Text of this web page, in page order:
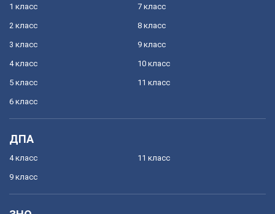
1 класс
2 класс
3 класс
4 класс
5 класс
6 класс
7 класс
8 класс
9 класс
10 класс
11 класс
ДПА
4 класс
9 класс
11 класс